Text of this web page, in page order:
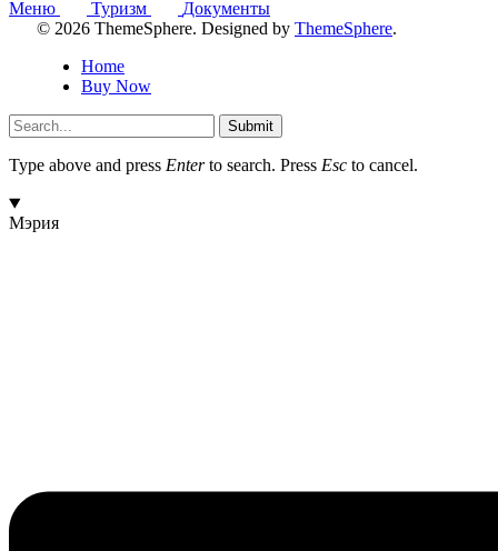
Меню
Туризм
Документы
© 2026 ThemeSphere. Designed by ThemeSphere.
Home
Buy Now
Submit
Type above and press Enterto search. Press Esc to cancel.
Мэрия